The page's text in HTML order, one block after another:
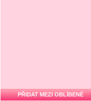
PŘIDAT MEZI OBLÍBENÉ